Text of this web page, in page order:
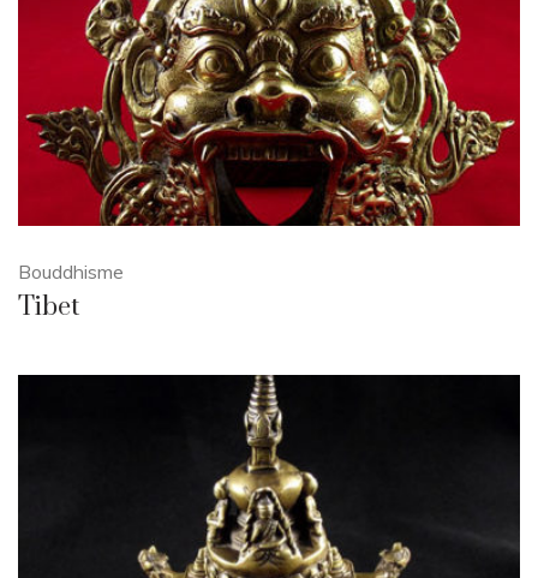
Bouddhisme
Tibet